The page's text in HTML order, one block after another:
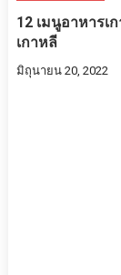
12 เมนูอาหารเ
เกาหลี
มิถุนายน 20, 2022